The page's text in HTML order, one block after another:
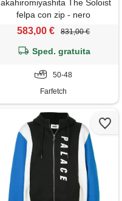
Takahiromiyashita The Soloist
felpa con zip - nero
583,00 € 831,00 €
Sped. gratuita
50-48
Farfetch